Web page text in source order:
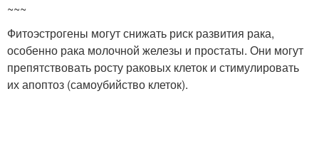
~~~
Фитоэстрогены могут снижать риск развития рака,
особенно рака молочной железы и простаты. Они могут
препятствовать росту раковых клеток и стимулировать
их апоптоз (самоубийство клеток).